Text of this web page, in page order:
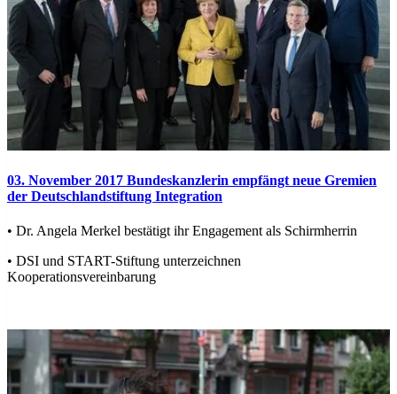
03. November 2017 Bundeskanzlerin empfängt neue Gremien
der Deutschlandstiftung Integration
• Dr. Angela Merkel bestätigt ihr Engagement als Schirmherrin
• DSI und START-Stiftung unterzeichnen
Kooperationsvereinbarung